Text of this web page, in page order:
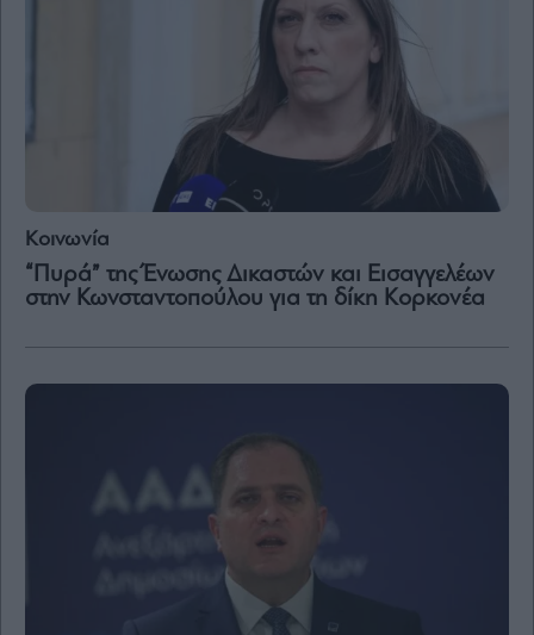
Κοινωνία
“Πυρά” της Ένωσης Δικαστών και Εισαγγελέων
στην Κωνσταντοπούλου για τη δίκη Κορκονέα